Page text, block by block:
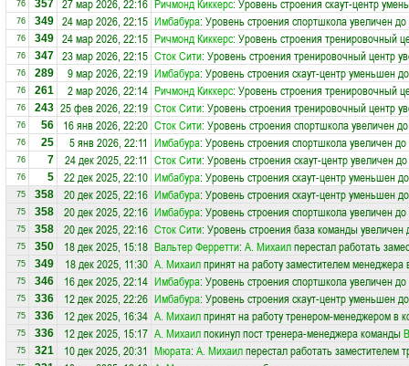
76 357 27 мар 2026, 22:16 Ричмонд Киккерс: Уровень строения скаут-центр
76 349 24 мар 2026, 22:15 Имбабура: Уровень строения спортшкола увеличен
76 349 24 мар 2026, 22:15 Ричмонд Киккерс: Уровень строения тренировочный
76 347 23 мар 2026, 22:15 Сток Сити: Уровень строения тренировочный центр
76 289 9 мар 2026, 22:19 Имбабура: Уровень строения скаут-центр уменьшен
76 261 2 мар 2026, 22:14 Ричмонд Киккерс: Уровень строения тренировочный
76 243 25 фев 2026, 22:19 Сток Сити: Уровень строения тренировочный центр
76 56 16 янв 2026, 22:20 Сток Сити: Уровень строения спортшкола увеличен
76 25 5 янв 2026, 22:11 Имбабура: Уровень строения спортшкола увеличен
76 7 24 дек 2025, 22:11 Сток Сити: Уровень строения скаут-центр увеличен
76 5 22 дек 2025, 22:10 Имбабура: Уровень строения скаут-центр уменьшен
75 358 20 дек 2025, 22:16 Имбабура: Уровень строения скаут-центр уменьшен
75 358 20 дек 2025, 22:16 Имбабура: Уровень строения спортшкола увеличен
75 358 20 дек 2025, 22:16 Сток Сити: Уровень строения база команды увеличен
75 350 18 дек 2025, 15:18 Вальтер Ферретти: А. Михаилперестал работать
75 349 18 дек 2025, 11:30 А. Михаилпринят на работу заместителем
75 346 16 дек 2025, 22:14 Имбабура: Уровень строения спортшкола увеличен
75 336 12 дек 2025, 22:26 Имбабура: Уровень строения скаут-центр уменьшен
75 336 12 дек 2025, 16:34 А. Михаилпринят на работу тренером-менеджером в
75 336 12 дек 2025, 15:17 А. Михаилпокинул пост тренера-менеджера команды
75 321 10 дек 2025, 20:31 Мюрата: А. Михаилперестал работать заместителем